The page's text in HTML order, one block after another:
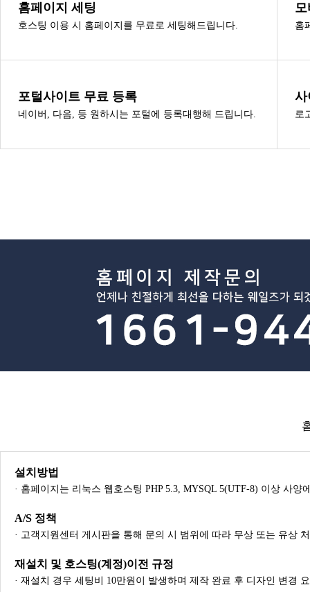
홈페이지 세팅
호스팅 이용 시 홈페이지를 무료로 세팅해드립니다. 홈
포털사이트 무료 등록
네이버, 다음, 등 원하시는 포털에 등록대행해 드립니다.
사
로
설치방법
· 홈페이지는 리눅스 웹호스팅 PHP 5.3, MYSQL 5(UTF-8) 이상 사양
A/S 정책
· 고객지원센터 게시판을 통해 문의 시 범위에 따라 무상 또는 유상
재설치 및 호스팅(계정)이전 규정
· 재설치 경우 세팅비 10만원이 발생하며 제작 완료 후 디자인 변경